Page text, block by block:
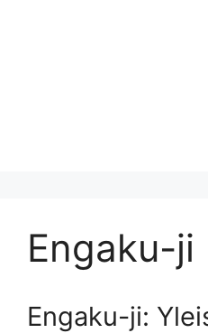
Engaku-ji
Engaku-ji: